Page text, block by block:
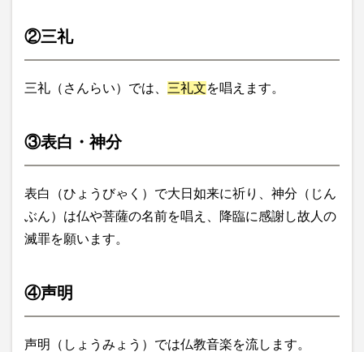
②三礼
三礼（さんらい）では、 三礼文を唱えます。
③表白・神分
表白（ひょうびゃく）で大日如来に祈り、神分（じん
ぶん）は仏や菩薩の名前を唱え、降臨に感謝し故人の
滅罪を願います。
④声明
声明（しょうみょう）では仏教音楽を流します。